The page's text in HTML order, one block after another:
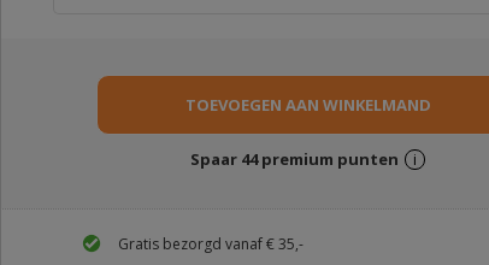
Spaar 44premium punten i
Gratis bezorgd vanaf € 35,-